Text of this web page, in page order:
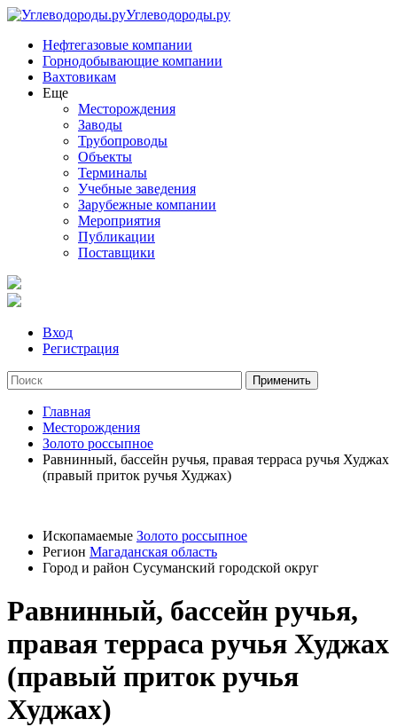
Углеводороды.ру
Нефтегазовые компании
Горнодобывающие компании
Вахтовикам
Еще
Месторождения
Заводы
Трубопроводы
Объекты
Терминалы
Учебные заведения
Зарубежные компании
Мероприятия
Публикации
Поставщики
Вход
Регистрация
Главная
Месторождения
Золото россыпное
Равнинный, бассейн ручья, правая терраса ручья Худжах
(правый приток ручья Худжах)
Ископамаемые Золото россыпное
Регион Магаданская область
Город и район Сусуманский городской округ
Равнинный, бассейн ручья,
правая терраса ручья Худжах
(правый приток ручья
Худжах)